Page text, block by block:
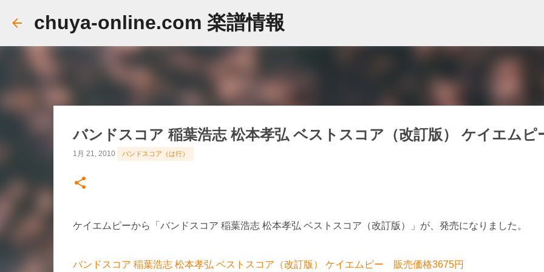
chuya-online.com 楽譜情報
バンドスコア 稲葉浩志 松本孝弘 ベストスコア（改訂版） ケイエムピ
1月 21, 2010 バンドスコア（は行）
ケイエムピーから「バンドスコア 稲葉浩志 松本孝弘 ベストスコア（改訂版）」が、発売になりました。
バンドスコア 稲葉浩志 松本孝弘 ベストスコア（改訂版） ケイエムピー 販売価格3675円